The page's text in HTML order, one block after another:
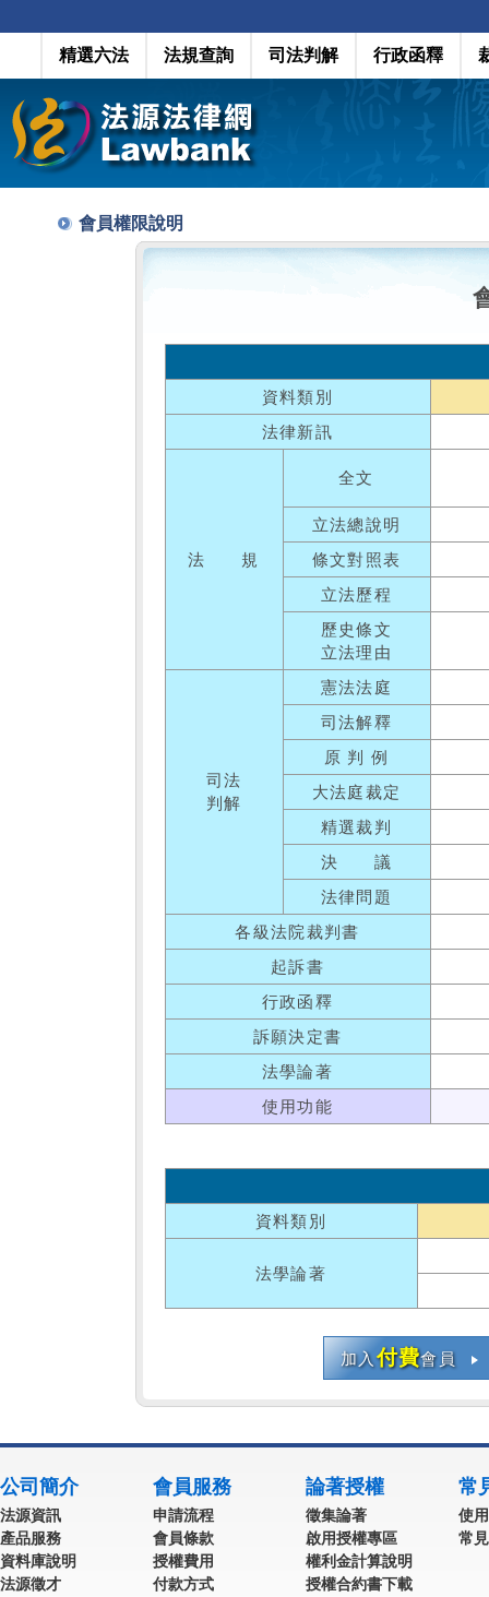
精選六法 法規查詢 司法判解 行政函釋
會員權限說明
資料類別
法律新訊
法 規
全文
立法總說明
條文對照表
立法歷程
歷史條文
立法理由
司法
判解
憲法法庭
司法解釋
原 判 例
大法庭裁定
精選裁判
決 議
法律問題
各級法院裁判書
起訴書
行政函釋
訴願決定書
法學論著
使用功能
資料類別
法學論著
加入付費會員
公司簡介
法源資訊
產品服務
資料庫說明
法源徵才
會員服務
申請流程
會員條款
授權費用
付款方式
論著授權
徵集論著
啟用授權專區
權利金計算說明
授權合約書下載
常
使
常